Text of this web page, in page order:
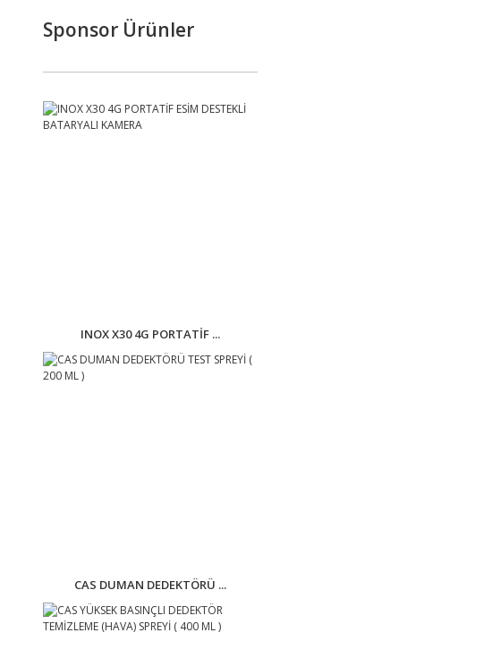
Sponsor Ürünler
INOX X30 4G PORTATİF ...
CAS DUMAN DEDEKTÖRÜ ...